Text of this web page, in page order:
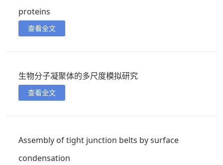
proteins
查看全文
生物分子凝聚体的多尺度模拟研究
查看全文
Assembly of tight junction belts by surface
condensation